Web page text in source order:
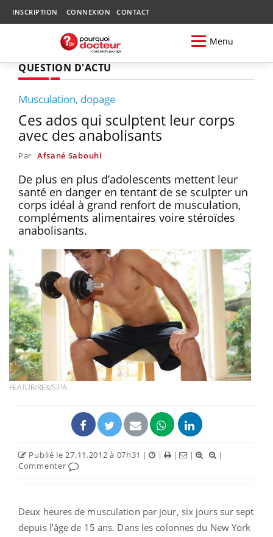
INSCRIPTION CONNEXION CONTACT
Menu
QUESTION D'ACTU
Musculation, dopage
Ces ados qui sculptent leur corps
avec des anabolisants
Par Afsané Sabouhi
De plus en plus d’adolescents mettent leur
santé en danger en tentant de se sculpter un
corps idéal à grand renfort de musculation,
compléments alimentaires voire stéroïdes
anabolisants.
FEATUR/REX/SIPA
Publié le 27.11.2012 à 07h31 | | | |
|
Commenter
Deux heures de musculation par jour, six jours sur sept
depuis l’âge de 15 ans. Dans les colonnes du New York